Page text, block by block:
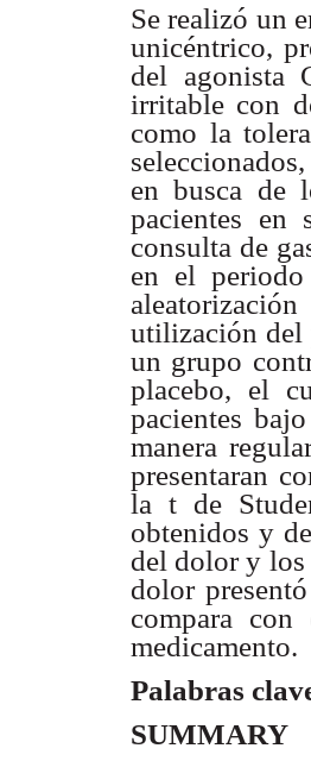
Se realizó un
unicéntrico,
del agonista
irritable con
como la
en busca de
pacientes en
consulta de
en el
utilización del
un grupo
placebo, el
pacientes
manera
presentaran
la t de
obtenidos y
del dolor y los
dolor
compara
medicamento.
Palabras
SUMMARY